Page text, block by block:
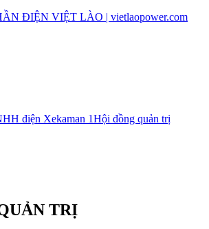
điện Xekaman 1Hội đồng quản trị
TRỊ